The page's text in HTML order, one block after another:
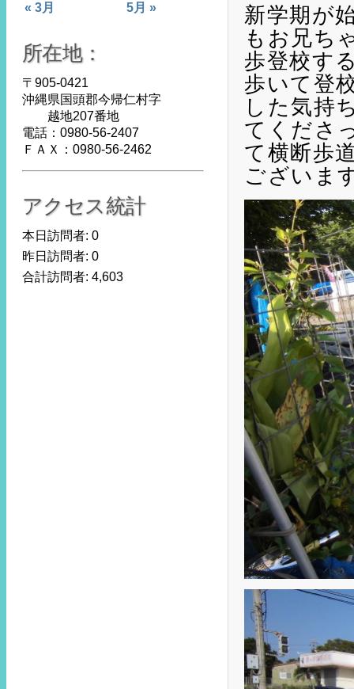
新学期が
もお兄ち
歩登校す
歩いて登
した気持
てくださ
て横断歩
ございま
« 3月 5月 »
所在地：
〒905-0421
沖縄県国頭郡今帰仁村字
越地207番地
電話：0980-56-2407
ＦＡＸ：0980-56-2462
アクセス統計
本日訪問者: 0
昨日訪問者: 0
合計訪問者: 4,603